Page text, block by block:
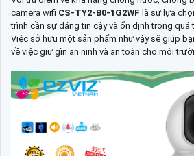
camera wifi CS-TY2-B0-1G2WF là sự lựa
trình cần sự đáng tin cậy và ổn định trong quá
Việc sở hữu một sản phẩm như vậy sẽ giúp
về việc giữ gìn an ninh và an toàn cho môi